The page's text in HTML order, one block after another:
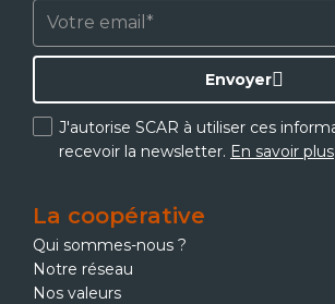
J'autorise SCAR à utiliser ces informations afin de
recevoir la newsletter. En savoir plus
Envoyer
La coopérative
Qui sommes-nous ?
Notre réseau
Nos valeurs